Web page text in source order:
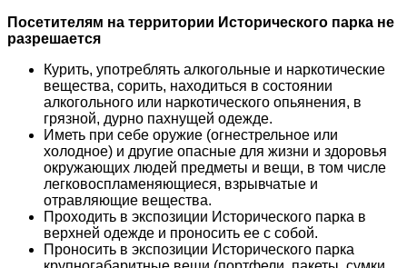
Посетителям на территории Исторического парка не
разрешается
Курить, употреблять алкогольные и наркотические
вещества, сорить, находиться в состоянии
алкогольного или наркотического опьянения, в
грязной, дурно пахнущей одежде.
Иметь при себе оружие (огнестрельное или
холодное) и другие опасные для жизни и здоровья
окружающих людей предметы и вещи, в том числе
легковоспламеняющиеся, взрывчатые и
отравляющие вещества.
Проходить в экспозиции Исторического парка в
верхней одежде и проносить ее с собой.
Проносить в экспозиции Исторического парка